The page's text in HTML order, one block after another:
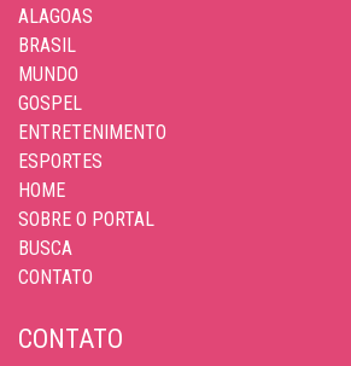
ALAGOAS
BRASIL
MUNDO
GOSPEL
ENTRETENIMENTO
ESPORTES
HOME
SOBRE O PORTAL
BUSCA
CONTATO
CONTATO